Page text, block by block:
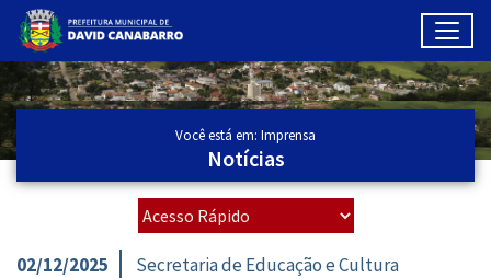
Ir para conteúdo principal
Conteúdo Principal
Você está em: Imprensa
Notícias
02/12/2025 Secretaria de Educação e Cultura